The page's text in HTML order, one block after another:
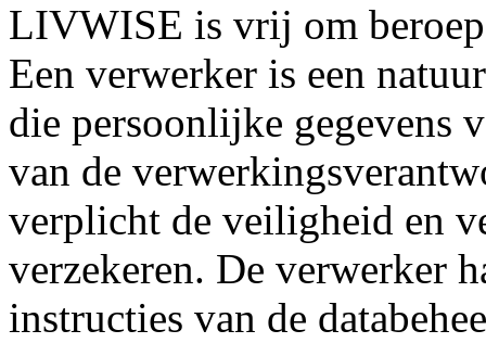
LIVWISE is vrij om beroep
Een verwerker is een
die persoonlijke gegevens
van de
verplicht de veiligheid en
verzekeren. De verwerker
instructies van de